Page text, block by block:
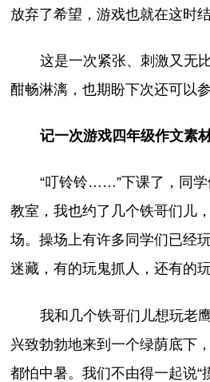
放弃了希望，游戏也就在这时结
这是一次紧张、刺激又无
酣畅淋漓，也期盼下次还可以
记一次游戏四年级作文素
“叮铃铃……”下课了，同学
教室，我也约了几个铁哥们儿
场。操场上有许多同学们已经
迷藏，有的玩鬼抓人，还有的玩
我和几个铁哥们儿想玩老
兴致勃勃地来到一个绿荫底下
都怕中暑。我们不由得一起说“